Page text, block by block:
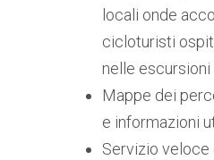
locali onde
cicloturisti
nelle
Mappe dei
e informazioni
Servizio veloce